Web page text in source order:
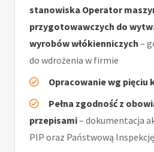
stanowiska Operator
przygotowawczych do
wyrobów włókienniczych –
do wdrożenia w firmie
Opracowanie wg pięciu
Pełna zgodność z
przepisami– dokumentacja
PIP oraz Państwową